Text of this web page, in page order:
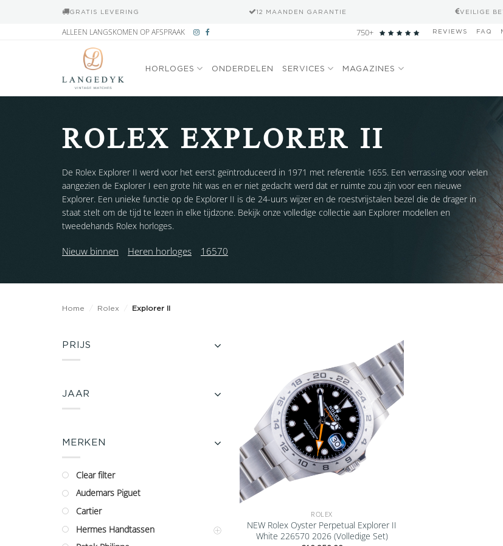
GRATIS LEVERING 12 MAANDEN GARANTIE VEILIGE
ALLEEN LANGSKOMEN OP AFSPRAAK 750+ REVIEWS FAQ
HORLOGES ONDERDELEN SERVICES MAGAZINES
ROLEX EXPLORER II
De Rolex Explorer II werd voor het eerst geïntroduceerd in 1971 met referentie 1655. Een verrassing voor velen
aangezien de Explorer I een grote hit was en er niet gedacht werd dat er ruimte zou zijn voor een nieuwe
Explorer. Een unieke functie op de Explorer II is de 24-uurs wijzer en de roestvrijstalen bezel die de drager in
staat stelt om de tijd te lezen in elke tijdzone. Bekijk onze volledige collectie aan Explorer modellen en
tweedehands Rolex horloges.
Nieuw binnen Heren horloges 16570
Home Rolex Explorer II
PRIJS
JAAR
MERKEN
Clear filter
Audemars Piguet
Cartier
Hermes Handtassen
Add to
wishlist
ROLEX
NEW Rolex Oyster Perpetual Explorer II
White 226570 2026 (Volledige Set)